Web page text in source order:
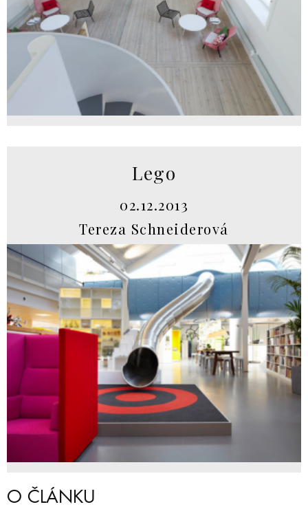
Lego
02.12.2013
Tereza Schneiderová
O ČLÁNKU